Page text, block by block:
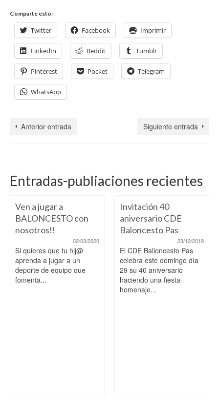
Comparte esto:
Twitter Facebook Imprimir
LinkedIn Reddit Tumblr
Pinterest Pocket Telegram
WhatsApp
Anterior entrada Siguiente entrada
Entradas-publiaciones recientes
Ven a jugar a
BALONCESTO con
nosotros!!
02/03/2020
Si quieres que tu hij@
aprenda a jugar a un
deporte de equipo que
fomenta...
Invitación 40
aniversario CDE
Baloncesto Pas
23/12/2019
El CDE Balioncesto Pas
celebra este domingo día
29 su 40 aniversario
haciendo una fiesta-
homenaje...